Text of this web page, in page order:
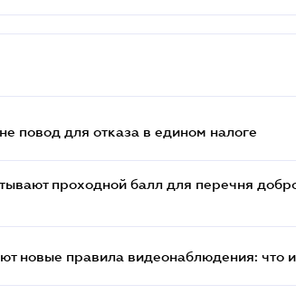
повод для отказа в едином налоге
проходной балл для перечня
новые правила видеонаблюдения: что